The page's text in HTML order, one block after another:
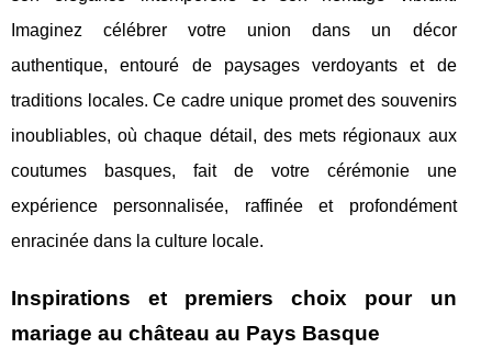
Imaginez célébrer votre union dans un décor
authentique, entouré de paysages verdoyants et de
traditions locales. Ce cadre unique promet des souvenirs
inoubliables, où chaque détail, des mets régionaux aux
coutumes basques, fait de votre cérémonie une
expérience personnalisée, raffinée et profondément
enracinée dans la culture locale.
Inspirations et premiers choix pour un
mariage au château au Pays Basque